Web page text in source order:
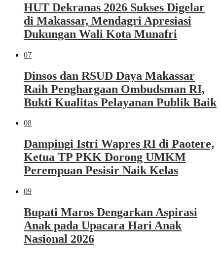
HUT Dekranas 2026 Sukses Digelar
di Makassar, Mendagri Apresiasi
Dukungan Wali Kota Munafri
07
Dinsos dan RSUD Daya Makassar
Raih Penghargaan Ombudsman RI,
Bukti Kualitas Pelayanan Publik Baik
08
Dampingi Istri Wapres RI di Paotere,
Ketua TP PKK Dorong UMKM
Perempuan Pesisir Naik Kelas
09
Bupati Maros Dengarkan Aspirasi
Anak pada Upacara Hari Anak
Nasional 2026